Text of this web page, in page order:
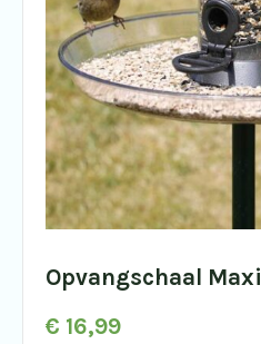
Opvangschaal Maxi
€ 16,99